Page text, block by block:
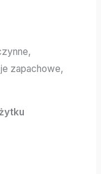
zapachowe,